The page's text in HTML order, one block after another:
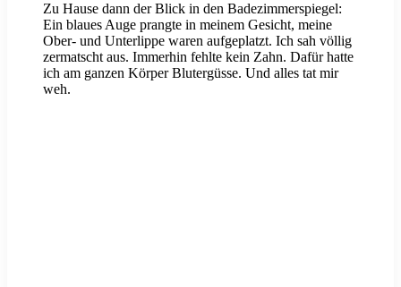
Zu Hause dann der Blick in den Badezimmerspiegel:
Ein blaues Auge prangte in meinem Gesicht, meine
Ober- und Unterlippe waren aufgeplatzt. Ich sah völlig
zermatscht aus. Immerhin fehlte kein Zahn. Dafür hatte
ich am ganzen Körper Blutergüsse. Und alles tat mir
weh.